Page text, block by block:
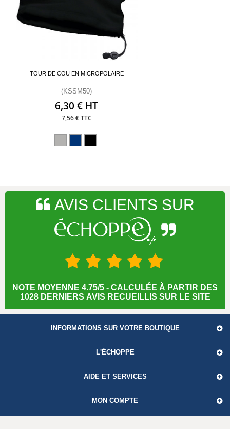
TOUR DE COU EN MICROPOLAIRE
(KSSM50)
6,30 € HT
7,56 € TTC
NOTE MOYENNE 4.75/5 - CALCULÉE À PARTIR DES
1028 DERNIERS AVIS RECUEILLIS SUR LE SITE
INFORMATIONS SUR VOTRE BOUTIQUE
L'ÉCHOPPE
AIDE ET SERVICES
MON COMPTE